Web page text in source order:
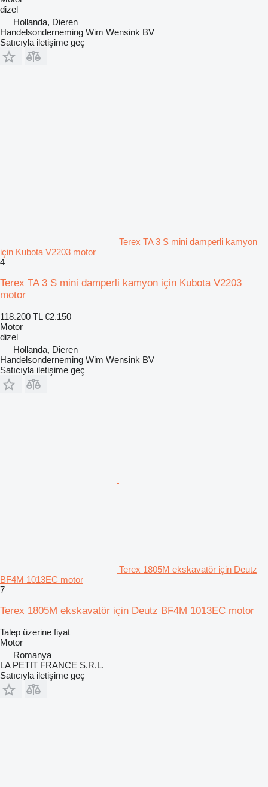
dizel
Hollanda, Dieren
Handelsonderneming Wim Wensink BV
Satıcıyla iletişime geç
Terex TA 3 S mini damperli kamyon
için Kubota V2203 motor
4
Terex TA 3 S mini damperli kamyon için Kubota V2203
motor
118.200 TL €2.150
Motor
dizel
Hollanda, Dieren
Handelsonderneming Wim Wensink BV
Satıcıyla iletişime geç
Terex 1805M ekskavatör için Deutz
BF4M 1013EC motor
7
Terex 1805M ekskavatör için Deutz BF4M 1013EC motor
Talep üzerine fiyat
Motor
Romanya
LA PETIT FRANCE S.R.L.
Satıcıyla iletişime geç